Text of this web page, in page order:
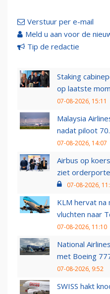
Verstuur per e-mail
Meld u aan voor de
Tip de redactie
Staking
op laatste
07-08-2026, 15:11
Malaysia
nadat piloot
07-08-2026, 14:07
Airbus op
ziet
07-08-2026,
KLM hervat na
vluchten naar
07-08-2026, 11:10
National
met Boeing
07-08-2026, 9:52
SWISS hakt